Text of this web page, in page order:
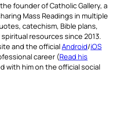
founder of Catholic Gallery, a
Mass Readings in multiple
catechism, Bible plans,
resources since 2013.
and the officialAndroid/iOS
career (Read his
with him on the official social